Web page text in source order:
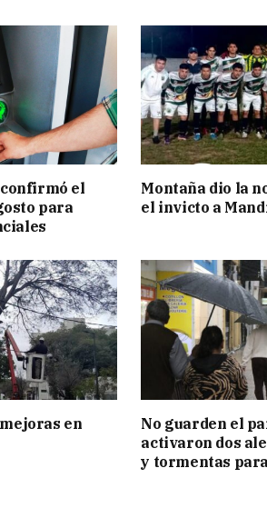
el
para
Montaña dio la
el invicto a
en
No guarden el
activaron dos
y tormentas